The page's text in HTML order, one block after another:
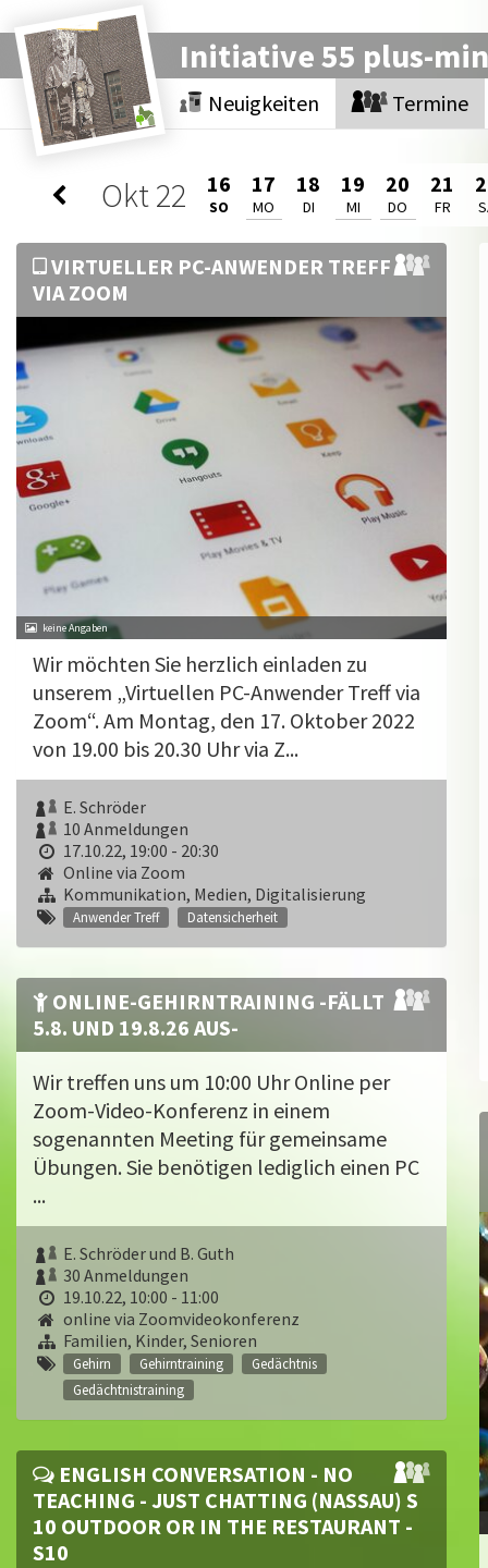
Initiative 55 plus-
Neuigkeiten Termine
Okt22 16
SO
17
MO
18
DI
19
MI
20
DO
21
FR
VIRTUELLER PC-ANWENDER TREFF
VIA ZOOM
Wir möchten Sie herzlich einladen zu
unserem „Virtuellen PC-Anwender Treff via
Zoom“. Am Montag, den 17. Oktober 2022
von 19.00 bis 20.30 Uhr via Z...
E. Schröder
10 Anmeldungen
17.10.22, 19:00 - 20:30
Online via Zoom
Kommunikation, Medien, Digitalisierung
Anwender Treff Datensicherheit
ONLINE-GEHIRNTRAINING -FÄLLT
5.8. UND 19.8.26 AUS-
Wir treffen uns um 10:00 Uhr Online per
Zoom-Video-Konferenz in einem
sogenannten Meeting für gemeinsame
Übungen. Sie benötigen lediglich einen PC
...
E. Schröder und B. Guth
30 Anmeldungen
19.10.22, 10:00 - 11:00
online via Zoomvideokonferenz
Familien, Kinder, Senioren
Gehirn Gehirntraining
Gedächtnis
Gedächtnistraining
ENGLISH CONVERSATION - NO
TEACHING - JUST CHATTING (NASSAU) S
10 OUTDOOR OR IN THE RESTAURANT -
S10